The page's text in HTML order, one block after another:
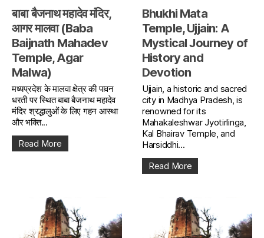
बाबा बैजनाथ महादेव मंदिर,
आगर मालवा (Baba
Baijnath Mahadev
Temple, Agar
Malwa)
मध्यप्रदेश के मालवा क्षेत्र की पावन
धरती पर स्थित बाबा बैजनाथ महादेव
मंदिर श्रद्धालुओं के लिए गहन आस्था
और भक्ति...
Read More
Bhukhi Mata
Temple, Ujjain: A
Mystical Journey of
History and
Devotion
Ujjain, a historic and sacred
city in Madhya Pradesh, is
renowned for its
Mahakaleshwar Jyotirlinga,
Kal Bhairav Temple, and
Harsiddhi...
Read More